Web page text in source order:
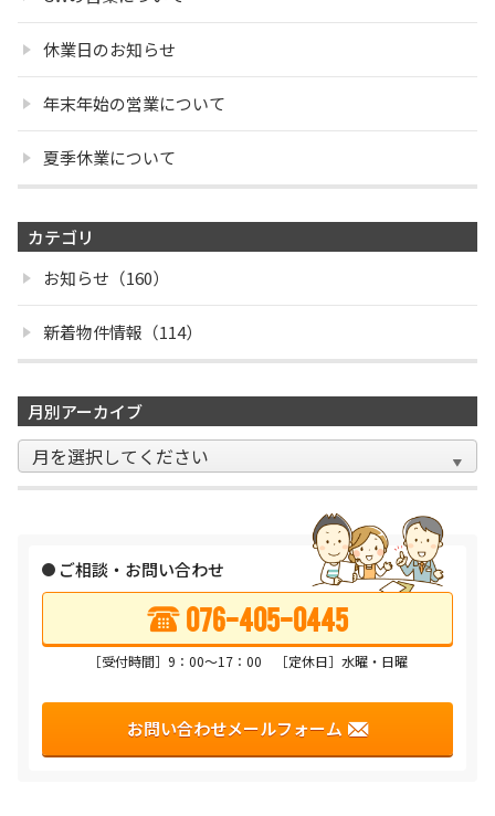
休業日のお知らせ
年末年始の営業について
夏季休業について
カテゴリ
お知らせ（160）
新着物件情報（114）
月別アーカイブ
ご相談・お問い合わせ
076-405-0445
［受付時間］9：00〜17：00 ［定休日］水曜・日曜
お問い合わせメールフォーム